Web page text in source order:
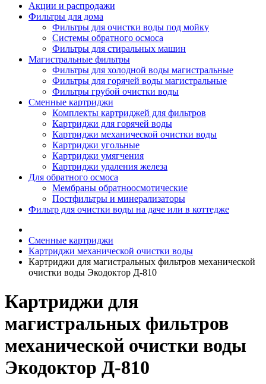
Акции и распродажи
Фильтры для дома
Фильтры для очистки воды под мойку
Системы обратного осмоса
Фильтры для стиральных машин
Магистральные фильтры
Фильтры для холодной воды магистральные
Фильтры для горячей воды магистральные
Фильтры грубой очистки воды
Сменные картриджи
Комплекты картриджей для фильтров
Картриджи для горячей воды
Картриджи механической очистки воды
Картриджи угольные
Картриджи умягчения
Картриджи удаления железа
Для обратного осмоса
Мембраны обратноосмотические
Постфильтры и минерализаторы
Фильтр для очистки воды на даче или в коттедже
Сменные картриджи
Картриджи механической очистки воды
Картриджи для магистральных фильтров механической
очистки воды Экодоктор Д-810
Картриджи для
магистральных фильтров
механической очистки воды
Экодоктор Д-810